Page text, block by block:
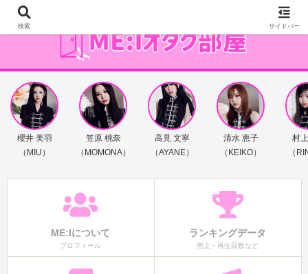
櫻井 美羽
（MIU）
笠原 桃奈
（MOMONA）
高見 文寧
（AYANE）
清水 恵子
（KEIKO）
村
（
ME:Iについて
プロフィール
ランキングデータ
売上・再生回数など
検索 サイドバー